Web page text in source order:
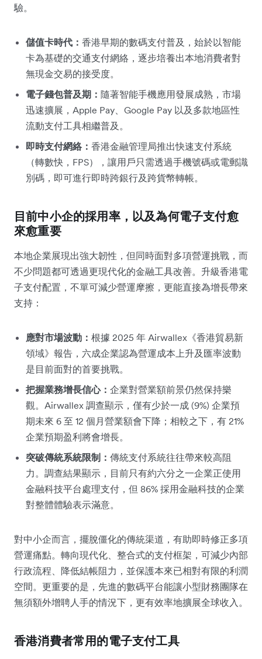
驗。
儲值卡時代： 香港早期的數碼支付普及，始於以智能
卡為基礎的交通支付網絡，逐步培養出本地消費者對
無現金交易的接受度。
電子錢包普及期： 隨著智能手機應用發展成熟，市場
迅速擴展，Apple Pay、Google Pay 以及多款地區性
流動支付工具相繼普及。
即時支付網絡： 香港金融管理局推出快速支付系統
（轉數快，FPS），讓用戶只需透過手機號碼或電郵識
別碼，即可進行即時跨銀行及跨貨幣轉帳。
目前中小企的採用率，以及為何電子支付愈
來愈重要
本地企業展現出強大韌性，但同時面對多項營運挑戰，而
不少問題都可透過更現代化的金融工具改善。升級香港電
子支付配置，不單可減少營運摩擦，更能直接為增長帶來
支持：
應對市場波動： 根據 2025 年 Airwallex《香港貿易新
領域》報告，六成企業認為營運成本上升及匯率波動
是目前面對的首要挑戰。
把握業務增長信心： 企業對營業額前景仍然保持樂
觀。Airwallex 調查顯示，僅有少於一成 (9%) 企業預
期未來 6 至 12 個月營業額會下降；相較之下，有 21%
企業預期盈利將會增長。
突破傳統系統限制： 傳統支付系統往往帶來較高阻
力。調查結果顯示，目前只有約六分之一企業正使用
金融科技平台處理支付，但 86% 採用金融科技的企業
對整體體驗表示滿意。
對中小企而言，擺脫僵化的傳統渠道，有助即時修正多項
營運痛點。轉向現代化、整合式的支付框架，可減少內部
行政流程、降低結帳阻力，並保護本來已相對有限的利潤
空間。更重要的是，先進的數碼平台能讓小型財務團隊在
無須額外增聘人手的情況下，更有效率地擴展全球收入。
香港消費者常用的電子支付工具